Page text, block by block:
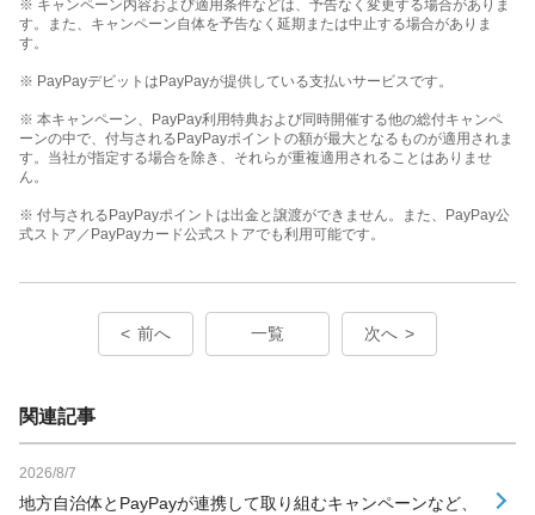
※ キャンペーン内容および適用条件などは、予告なく変更する場合がありま
す。また、キャンペーン自体を予告なく延期または中止する場合がありま
す。
※ PayPayデビットはPayPayが提供している支払いサービスです。
※ 本キャンペーン、PayPay利用特典および同時開催する他の総付キャンペ
ーンの中で、付与されるPayPayポイントの額が最大となるものが適用されま
す。当社が指定する場合を除き、それらが重複適用されることはありませ
ん。
※ 付与されるPayPayポイントは出金と譲渡ができません。また、PayPay公
式ストア／PayPayカード公式ストアでも利用可能です。
前へ 一覧 次へ
関連記事
2026/8/7
地方自治体とPayPayが連携して取り組むキャンペーンなど、